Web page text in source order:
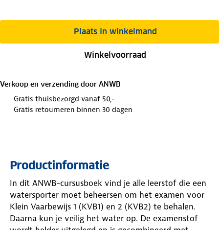
Plaats in winkelmand
Winkelvoorraad
Verkoop en verzending door ANWB
Gratis thuisbezorgd vanaf 50,-
Gratis retourneren binnen 30 dagen
Productinformatie
In dit ANWB-cursusboek vind je alle leerstof die een
watersporter moet beheersen om het examen voor
Klein Vaarbewijs 1 (KVB1) en 2 (KVB2) te behalen.
Daarna kun je veilig het water op. De examenstof